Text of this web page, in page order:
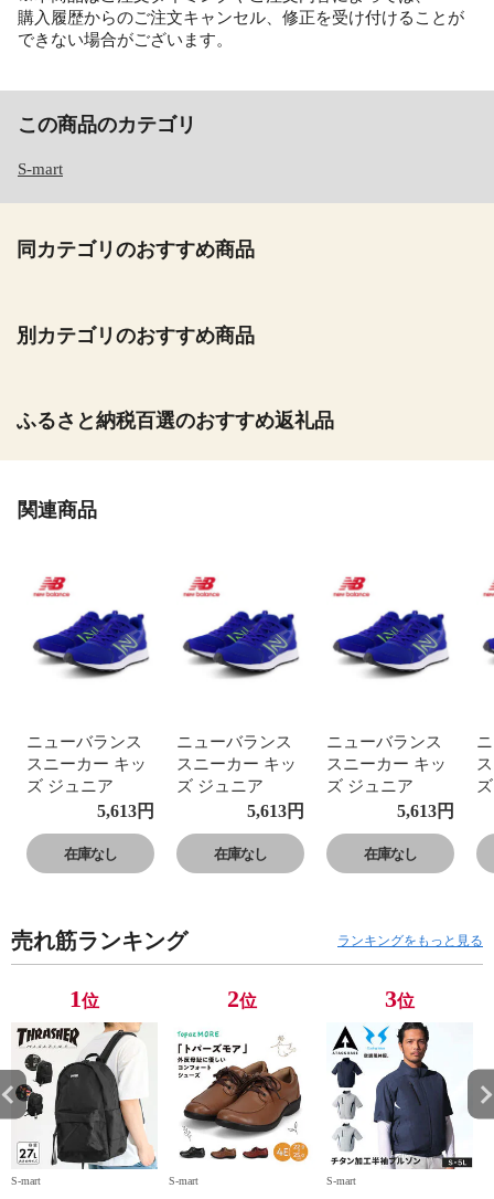
購入履歴からのご注文キャンセル、修正を受け付けることが
できない場合がございます。
この商品のカテゴリ
S-mart
同カテゴリのおすすめ商品
別カテゴリのおすすめ商品
ふるさと納税百選のおすすめ返礼品
関連商品
ニューバランス
スニーカー キッ
ズ ジュニア
GE650 運動靴 子
供靴 フレッシュ
フォーム ローカ
ット Fresh Foam
5,613円
在庫なし
ニューバランス
スニーカー キッ
ズ ジュニア
GE650 運動靴 子
供靴 フレッシュ
フォーム ローカ
ット Fresh Foam
5,613円
在庫なし
ニューバランス
スニーカー キッ
ズ ジュニア
GE650 運動靴 子
供靴 フレッシュ
フォーム ローカ
ット Fresh Foam
5,613円
在庫なし
売れ筋ランキング ランキングをもっと見る
1位
S-mart
2位
S-mart
3位
S-mart